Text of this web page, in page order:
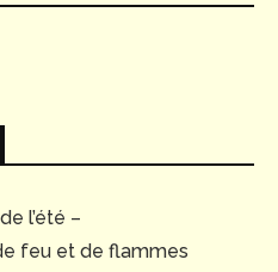
l’été –
feu et de flammes